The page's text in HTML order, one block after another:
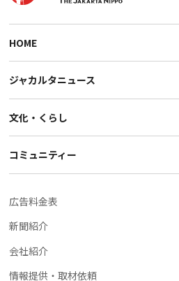
HOME
ジャカルタニュース
文化・くらし
コミュニティー
広告料金表
新聞紹介
会社紹介
情報提供・取材依頼